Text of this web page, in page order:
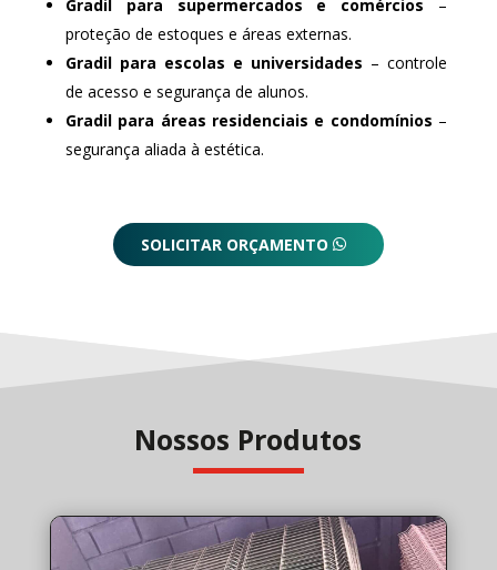
Gradil para supermercados e comércios –
proteção de estoques e áreas externas.
Gradil para escolas e universidades – controle
de acesso e segurança de alunos.
Gradil para áreas residenciais e condomínios –
segurança aliada à estética.
SOLICITAR ORÇAMENTO
Nossos Produtos